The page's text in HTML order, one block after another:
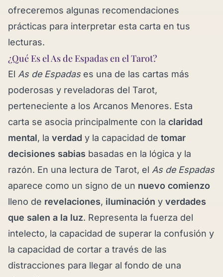
ofreceremos algunas recomendaciones
prácticas para interpretar esta carta en tus
lecturas.
¿Qué Es el As de Espadas en el Tarot?
El As de Espadases una de las cartas más
poderosas y reveladoras del Tarot,
perteneciente a los Arcanos Menores. Esta
carta se asocia principalmente con la claridad
mental, la verdad y la capacidad de tomar
decisiones sabias basadas en la lógica y la
razón. En una lectura de Tarot, el As de Espadas
aparece como un signo de un nuevo comienzo
lleno de revelaciones, iluminación y verdades
que salen a la luz. Representa la fuerza del
intelecto, la capacidad de superar la confusión y
la capacidad de cortar a través de las
distracciones para llegar al fondo de una